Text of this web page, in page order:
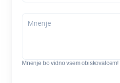
Mnenje bo vidno vsem obiskovalcem!